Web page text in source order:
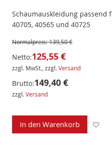
Schaumauskleidung passend
40705, 40565 und 40725
Normalpreis: 139,50 €
Netto:125,55 €
zzgl. MwSt., zzgl.Versand
Brutto:149,40 €
zzgl.Versand
In den Warenkorb